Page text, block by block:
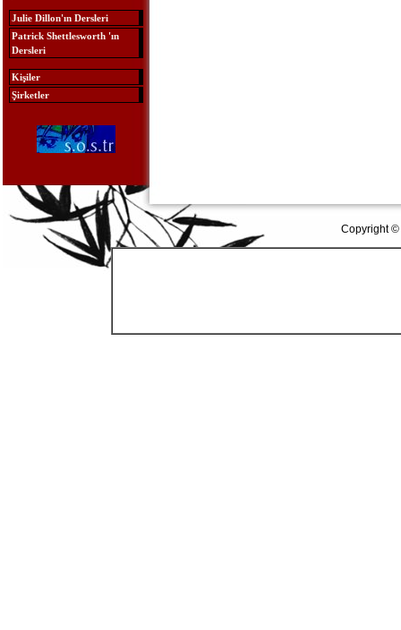
Julie Dillon'ın Dersleri
Patrick Shettlesworth 'ın
Dersleri
Kişiler
Şirketler
Copyright ©